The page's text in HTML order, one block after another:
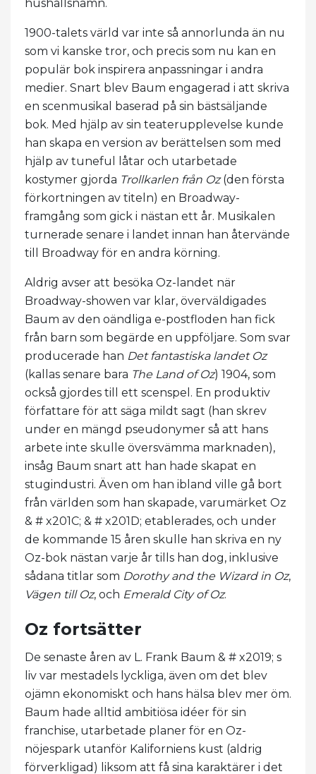
hushållsnamn.
1900-talets värld var inte så annorlunda än nu
som vi kanske tror, ​​och precis som nu kan en
populär bok inspirera anpassningar i andra
medier. Snart blev Baum engagerad i att skriva
en scenmusikal baserad på sin bästsäljande
bok. Med hjälp av sin teaterupplevelse kunde
han skapa en version av berättelsen som med
hjälp av tuneful låtar och utarbetade
kostymer gjorda Trollkarlen från Oz(den första
förkortningen av titeln) en Broadway-
framgång som gick i nästan ett år. Musikalen
turnerade senare i landet innan han återvände
till Broadway för en andra körning.
Aldrig avser att besöka Oz-landet när
Broadway-showen var klar, överväldigades
Baum av den oändliga e-postfloden han fick
från barn som begärde en uppföljare. Som svar
producerade han Det fantastiska landet Oz
(kallas senare bara The Land of Oz) 1904, som
också gjordes till ett scenspel. En produktiv
författare för att säga mildt sagt (han skrev
under en mängd pseudonymer så att hans
arbete inte skulle översvämma marknaden),
insåg Baum snart att han hade skapat en
stugindustri. Även om han ibland ville gå bort
från världen som han skapade, varumärket Oz
& # x201C; & # x201D; etablerades, och under
de kommande 15 åren skulle han skriva en ny
Oz-bok nästan varje år tills han dog, inklusive
sådana titlar som Dorothy and the Wizard in Oz,
Vägen till Oz, och Emerald City of Oz.
Oz fortsätter
De senaste åren av L. Frank Baum & # x2019; s
liv var mestadels lyckliga, även om det blev
ojämn ekonomiskt och hans hälsa blev mer öm.
Baum hade alltid ambitiösa idéer för sin
franchise, utarbetade planer för en Oz-
nöjespark utanför Kaliforniens kust (aldrig
förverkligad) liksom att få sina karaktärer i det